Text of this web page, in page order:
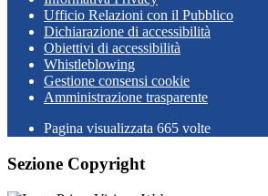
Ufficio Relazioni con il Pubblico
Dichiarazione di accessibilità
Obiettivi di accessibilità
Whistleblowing
Gestione consensi cookie
Amministrazione trasparente
Pagina visualizzata 665 volte
Sezione Copyright